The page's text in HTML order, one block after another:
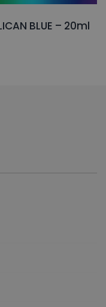
BLUE – 20ml